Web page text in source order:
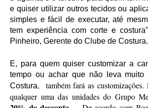
e quiser utilizar outros tecidos ou
simples e fácil de executar, até
tem experiência com corte e
Pinheiro, Gerente do Clube de Costura.
E, para quem quiser customizar a
tempo ou achar que não leva
Costura,  também fará as customizações.
qualquer uma das unidades do Grupo